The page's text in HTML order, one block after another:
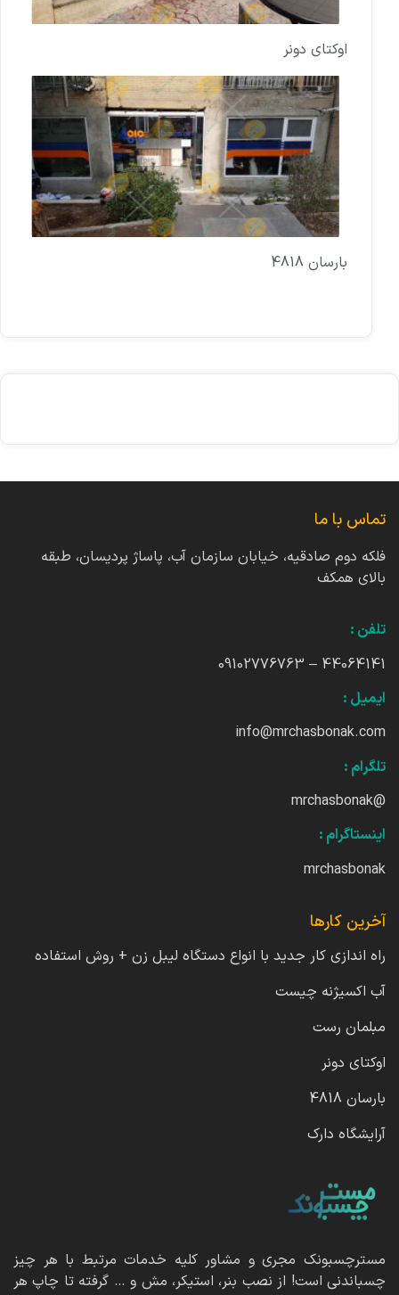
اوکتای دونر
بارسان 4818
تماس با ما
فلکه دوم صادقیه، خیابان سازمان آب، پاساژ پردیسان، طبقه
بالای همکف
تلفن :
44064141 – 09102776763
ایمیل :
info@mrchasbonak.com
تلگرام :
@mrchasbonak
اینستاگرام :
mrchasbonak
آخرین کارها
راه اندازی کار جدید با انواع دستگاه لیبل زن + روش استفاده
آب اکسیژنه چیست
مبلمان رست
اوکتای دونر
بارسان 4818
آرایشگاه دارک
مسترچسبونک مجری و مشاور کلیه خدمات مرتبط با هر چیز
چسباندنی است! از نصب بنر، استیکر، مش و … گرفته تا چاپ هر